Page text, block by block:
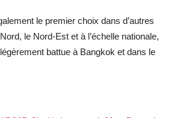
le premier choix dans d’autres
le Nord-Est et à l’échelle nationale,
légèrement battue à Bangkok et dans le